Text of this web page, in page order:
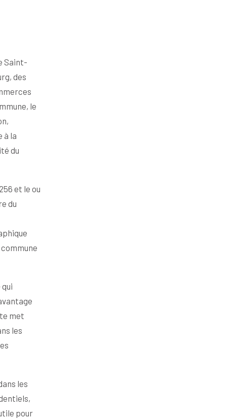
Saint-
des
le
à la
du
et le ou
du
met
les
les
pour